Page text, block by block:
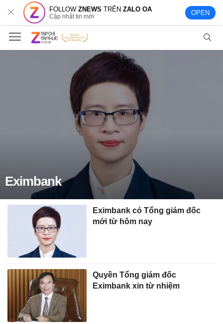
FOLLOWZNEWS TRÊNZALO OA
Cập nhật tin mới OPEN
Eximbank
Eximbank có Tổng giám đốc
mới từ hôm nay
Quyền Tổng giám đốc
Eximbank xin từ nhiệm